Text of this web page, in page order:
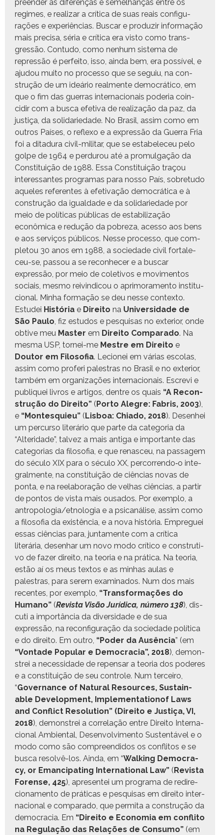
preen­der as difer­enças e semel­hanças entre os
regimes, e realizar a críti­ca de suas reais con­fig­u­
rações e exper­iên­cias. Bus­car e pro­duzir infor­mação
mais pre­cisa, séria e críti­ca era vis­to como trans­
gressão. Con­tu­do, como nen­hum sis­tema de
repressão é per­feito, isso, ain­da bem, era pos­sív­el, e
aju­dou muito no proces­so que se seguiu, na con­
strução de um ideário real­mente democráti­co, em
que o fim das guer­ras inter­na­cionais pode­ria coin­
cidir com a bus­ca efe­ti­va de real­iza­ção da paz, da
justiça, da sol­i­dariedade. No Brasil, assim como em
out­ros País­es, o reflexo e a expressão da Guer­ra Fria
foi a ditadu­ra civ­il-mil­i­tar, que se esta­b­ele­ceu pelo
golpe de 1964 e per­durou até a pro­mul­gação da
Con­sti­tu­ição de 1988. Essa Con­sti­tu­ição traçou
inter­es­santes pro­gra­mas para nos­so País, sobre­tu­do
aque­les ref­er­entes à efe­ti­vação democráti­ca e à
con­strução da igual­dade e da sol­i­dariedade por
meio de políti­cas públi­cas de esta­bi­liza­ção
econômi­ca e redução da pobreza, aces­so aos bens
e aos serviços públi­cos. Nesse proces­so, que com­
ple­tou 30 anos em 1988, a sociedade civ­il for­t­ale­
ceu-se, pas­sou a se recon­hecer e a bus­car
expressão, por meio de cole­tivos e movi­men­tos
soci­ais, mes­mo reivin­di­cou o apri­mora­men­to insti­tu­
cional. Min­ha for­mação se deu nesse con­tex­to.
Estudei História e Dire­ito na Uni­ver­si­dade de
São Paulo, fiz estu­dos e pesquisas no exte­ri­or, onde
obtive meu Mas­ter em Dire­ito Com­para­do. Na
mes­ma USP, tornei-me Mestre em Dire­ito e
Doutor em Filosofia. Lecionei em várias esco­las,
assim como pro­feri palestras no Brasil e no exte­ri­or,
tam­bém em orga­ni­za­ções inter­na­cionais. Escrevi e
publiquei livros e arti­gos, den­tre os quais “A Recon­
strução do Dire­ito” ( Por­to Ale­gre: Fab­ris, 2003),
e “Mon­tesquieu” ( Lis­boa: Chi­a­do, 2018). Desen­hei
um per­cur­so literário que parte da cat­e­go­ria da
“Alteri­dade”, talvez a mais anti­ga e impor­tante das
cat­e­go­rias da filosofia, e que renasceu, na pas­sagem
do sécu­lo XIX para o sécu­lo XX, percorrendo‑o inte­
gral­mente, na con­sti­tu­ição de ciên­cias novas de
pon­ta, e na reelab­o­ração de vel­has ciên­cias, a par­tir
de pon­tos de vista mais ousa­dos. Por exem­p­lo, a
antropologia/etnologia e a psi­canálise, assim como
a filosofia da existên­cia, e a nova história. Empreguei
essas ciên­cias para, jun­ta­mente com a críti­ca
literária, desen­har um novo modo críti­co e con­stru­ti­
vo de faz­er dire­ito, na teo­ria e na práti­ca. Na teo­ria,
estão aí os meus tex­tos e as min­has aulas e
palestras, para serem exam­i­na­dos. Num dos mais
recentes, por exem­p­lo, “Trans­for­mações do
Humano” (Revista Visão Jurídi­ca, número 138), dis­
cu­ti a importân­cia da diver­si­dade e de sua
expressão, na recon­fig­u­ração da sociedade políti­ca
e do dire­ito. Em out­ro, “Poder da Ausên­cia” (em
“Von­tade Pop­u­lar e Democ­ra­cia”, 2018), demon­
strei a neces­si­dade de repen­sar a teo­ria dos poderes
e a con­sti­tu­ição de seu con­t­role. Num ter­ceiro,
“Gov­er­nance of Nat­ur­al Resources, Sus­tain­
able Devel­op­ment, Imple­men­ta­tionof Laws
and Con­flict Res­o­lu­tion” (Dire­ito e Justiça, VI,
2018), demon­strei a cor­re­lação entre Dire­ito Inter­na­
cional Ambi­en­tal, Desen­volvi­men­to Sus­ten­táv­el e o
modo como são com­preen­di­dos os con­fli­tos e se
bus­ca resolvê-los. Ain­da, em “Walk­ing Democ­ra­
cy, or Eman­ci­pat­ing Inter­na­tion­al Law” ( Revista
Forense, 425), apre­sen­tei um pro­gra­ma de redi­re­
ciona­men­to de práti­cas e pesquisas em dire­ito inter­
na­cional e com­para­do, que per­mi­ta a con­strução da
democ­ra­cia. Em “Dire­ito e Econo­mia em con­fli­to
na Reg­u­lação das Relações de Con­sumo” (em